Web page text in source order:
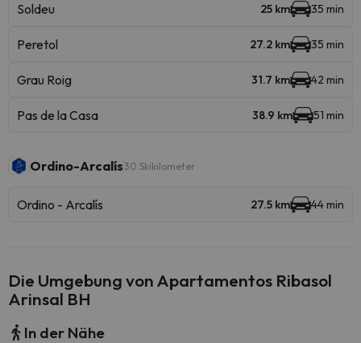
Soldeu 25 km 35 min
Peretol 27.2 km 35 min
Grau Roig 31.7 km 42 min
Pas de la Casa 38.9 km 51 min
Ordino-Arcalís 30 Skikilometer
Ordino - Arcalís 27.5 km 44 min
Die Umgebung von Apartamentos Ribasol
Arinsal BH
In der Nähe